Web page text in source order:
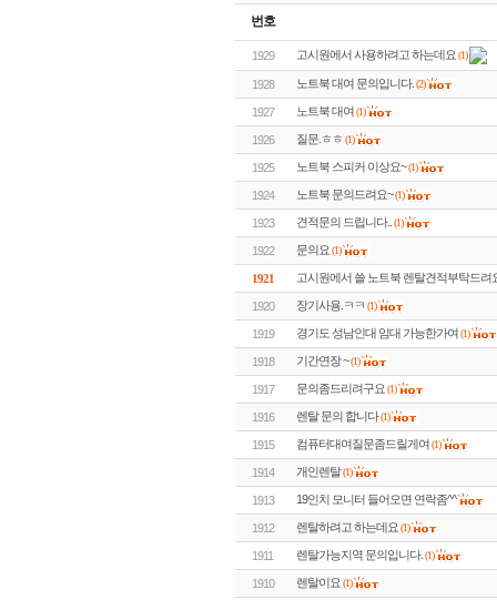
번호
1929 고시원에서 사용하려고 하는데요(1)
1928 노트북 대여 문의입니다. (2)
1927 노트북 대여(1)
1926 질문.ㅎㅎ (1)
1925 노트북 스피커 이상요~(1)
1924 노트북 문의드려요~(1)
1923 견적문의 드립니다.. (1)
1922 문의요(1)
1921 고시원에서 쓸 노트북 렌탈견적부탁드려
1920 장기사용.ㅋㅋ (1)
1919 경기도 성남인대 임대 가능한가여(1)
1918 기간연장 ~(1)
1917 문의좀드리려구요(1)
1916 렌탈 문의 합니다(1)
1915 컴퓨터대여질문좀드릴게여(1)
1914 개인렌탈(1)
1913 19인치 모니터 들어오면 연락좀^^
1912 렌탈하려고 하는데요(1)
1911 렌탈가능지역 문의입니다. (1)
1910 렌탈이요(1)